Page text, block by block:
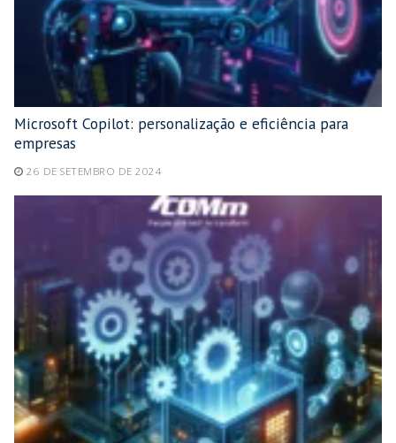
Microsoft Copilot: personalização e eficiência para
empresas
26 DE SETEMBRO DE 2024